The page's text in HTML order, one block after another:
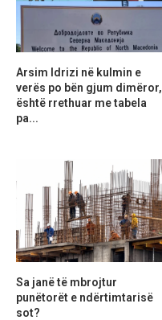
Arsim Idrizi në kulmin e
verës po bën gjum dimëror,
është rrethuar me tabela
pa...
Sa janë të mbrojtur
punëtorët e ndërtimtarisë
sot?